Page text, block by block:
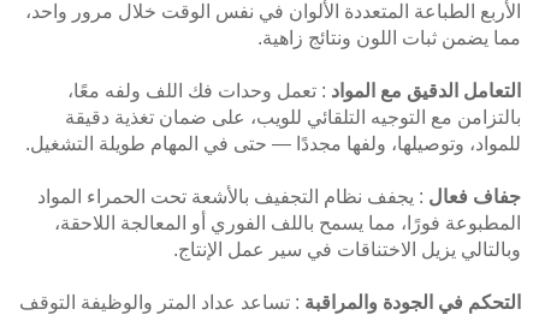
الأربع الطباعة المتعددة الألوان في نفس الوقت خلال مرور واحد،
مما يضمن ثبات اللون ونتائج زاهية.
التعامل الدقيق مع المواد : تعمل وحدات فك اللف ولفه معًا،
بالتزامن مع التوجيه التلقائي للويب، على ضمان تغذية دقيقة
للمواد، وتوصيلها، ولفها مجددًا — حتى في المهام طويلة التشغيل.
جفاف فعال : يجفف نظام التجفيف بالأشعة تحت الحمراء المواد
المطبوعة فورًا، مما يسمح باللف الفوري أو المعالجة اللاحقة،
وبالتالي يزيل الاختناقات في سير عمل الإنتاج.
التحكم في الجودة والمراقبة : تساعد عداد المتر والوظيفة التوقف